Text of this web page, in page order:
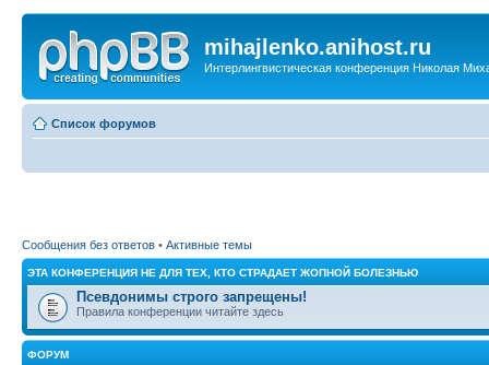
mihajlenko.anihost.ru
Интерлингвистическая конференция Николая
Список форумов
Сообщения без ответов • Активные темы
ЭТА КОНФЕРЕНЦИЯ НЕ ДЛЯ ТЕХ, КТО СТРАДАЕТ ЖОПНОЙ БОЛЕЗНЬЮ
Псевдонимы строго запрещены!
Правила конференции читайте здесь
ФОРУМ